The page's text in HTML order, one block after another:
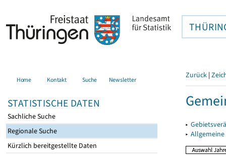
Home Kontakt Suche Newsletter
STATISTISCHE DATEN
Sachliche Suche
Regionale Suche
Kürzlich bereitgestellte Daten
Zurück |
▸
▸